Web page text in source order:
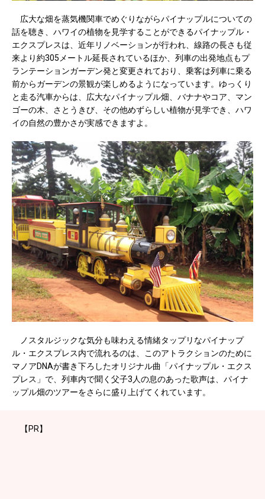
広大な畑を蒸気機関車でめぐりながらパイナップルについての
話を聴き、ハワイの植物を見学することができるパイナップル・
エクスプレスは、近年リノベーションが行われ、線路の長さも従
来より約305メートル延長されているほか、列車の出発地点もプ
ランテーションガーデン発と変更されており、乗客は列車に乗る
前からガーデンの景観が楽しめるようになっています。ゆっくり
と走る汽車からは、広大なパイナップル畑、バナナやコア、マン
ゴーの木、さとうきび、その他めずらしい植物が見学でき、ハワ
イの自然の豊かさが実感できますよ。
ノスタルジックな気分も味わえる情緒タップリなパイナップ
ル・エクスプレス内で流れるのは、このアトラクションのために
マノアDNAが書き下ろしたオリジナル曲「パイナップル・エクス
プレス」で、列車内で聞く父子3人の息のあった歌声は、パイナ
ップル畑のツアーをさらに盛り上げてくれています。
【PR】